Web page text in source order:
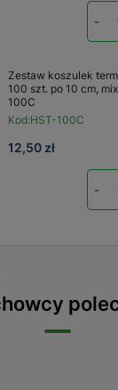
-
Zestaw koszulek
100 szt. po 10 cm,
100C
Kod:HST-100C
12,50 zł
-